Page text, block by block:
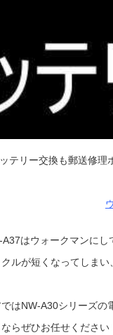
テリー交換も郵送修理
はウォークマンにし
ルが短くなってしまい
はNW-A30シリーズの
らぜひお任せください